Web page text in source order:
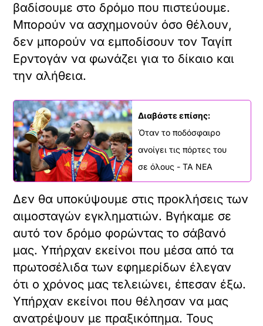
βαδίσουμε στο δρόμο που πιστεύουμε.
Μπορούν να ασχημονούν όσο θέλουν,
δεν μπορούν να εμποδίσουν τον Ταγίπ
Ερντογάν να φωνάζει για το δίκαιο και
την αλήθεια.
Διαβάστε επίσης:
Όταν το ποδόσφαιρο
ανοίγει τις πόρτες του
σε όλους - ΤΑ ΝΕΑ
Δεν θα υποκύψουμε στις προκλήσεις των
αιμοσταγών εγκληματιών. Βγήκαμε σε
αυτό τον δρόμο φορώντας το σάβανό
μας. Υπήρχαν εκείνοι που μέσα από τα
πρωτοσέλιδα των εφημερίδων έλεγαν
ότι ο χρόνος μας τελειώνει, έπεσαν έξω.
Υπήρχαν εκείνοι που θέλησαν να μας
ανατρέψουν με πραξικόπημα. Τους